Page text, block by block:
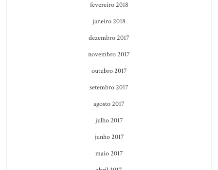
fevereiro 2018
janeiro 2018
dezembro 2017
novembro 2017
outubro 2017
setembro 2017
agosto 2017
julho 2017
junho 2017
maio 2017